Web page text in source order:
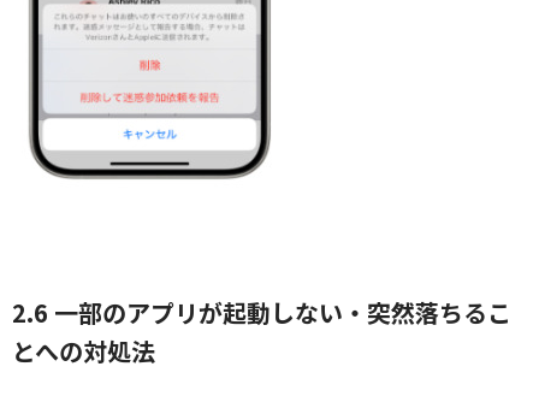
2.6 一部のアプリが起動しない・突然落ちるこ
とへの対処法